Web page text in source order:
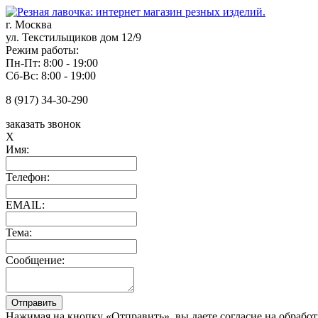
г. Москва
ул. Текстильщиков дом 12/9
Режим работы:
Пн-Пт: 8:00 - 19:00
Сб-Вс: 8:00 - 19:00
8 (917) 34-30-290
заказать звонок
X
Имя:
Телефон:
EMAIL:
Тема:
Сообщение: